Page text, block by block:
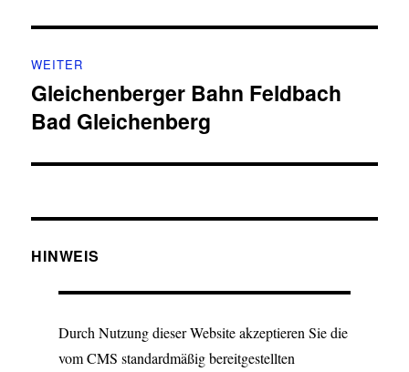
WEITER
Nächster
Beitrag:
Gleichenberger Bahn Feldbach
Bad Gleichenberg
HINWEIS
Durch Nutzung dieser Website akzeptieren Sie die
vom CMS standardmäßig bereitgestellten